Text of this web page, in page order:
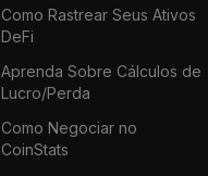
Como Rastrear Seus Ativos
DeFi
Aprenda Sobre Cálculos de
Lucro/Perda
Como Negociar no
CoinStats